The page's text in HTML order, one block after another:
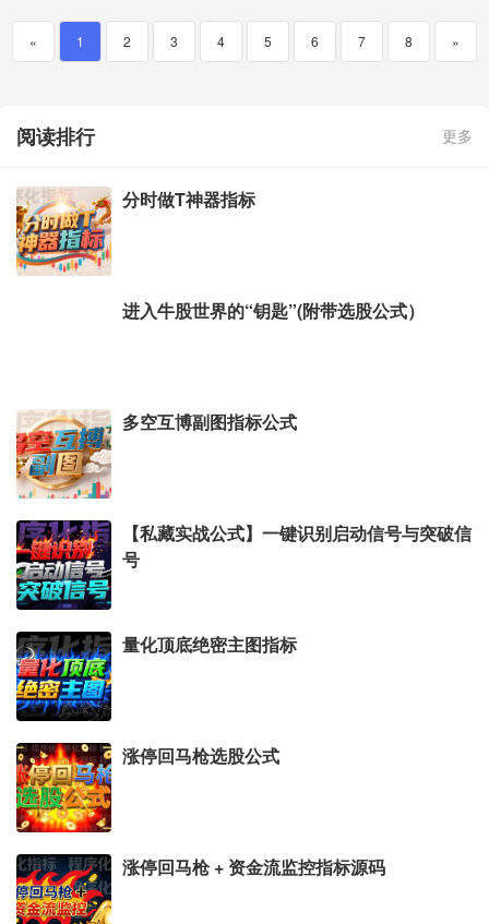
« 1 2 3 4 5 6 7 8 »
阅读排行 更多
分时做T神器指标
进入牛股世界的“钥匙”(附带选股公式）
多空互博副图指标公式
【私藏实战公式】一键识别启动信号与突破信
号
量化顶底绝密主图指标
涨停回马枪选股公式
涨停回马枪 + 资金流监控指标源码